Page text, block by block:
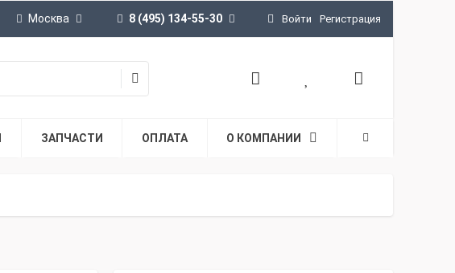
Москва 8 (495) 134-55-30 Войти Регистрация
ЗАПЧАСТИ ОПЛАТА О КОМПАНИИ